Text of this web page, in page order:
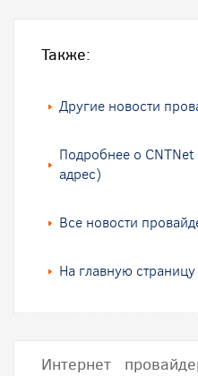
Также:
Другие новости
Подробнее о
адрес)
Все новости
На главную
Интернет